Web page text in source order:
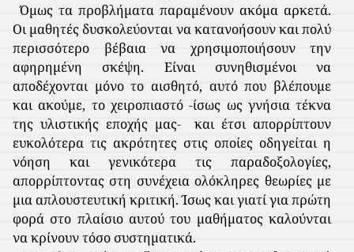
Όμως τα προβλήματα παραμένουν ακόμα αρκετά.
Οι μαθητές δυσκολεύονται να κατανοήσουν και πολύ
περισσότερο βέβαια να χρησιμοποιήσουν την
αφηρημένη σκέψη. Είναι συνηθισμένοι να
αποδέχονται μόνο το αισθητό, αυτό που βλέπουμε
και ακούμε, το χειροπιαστό -ίσως ως γνήσια τέκνα
της υλιστικής εποχής μας-
και έτσι απορρίπτουν
ευκολότερα τις ακρότητες στις οποίες οδηγείται η
νόηση και γενικότερα τις παραδοξολογίες,
απορρίπτοντας στη συνέχεια ολόκληρες θεωρίες με
μια απλουστευτική κριτική. Ίσως και γιατί για πρώτη
φορά στο πλαίσιο αυτού του μαθήματος καλούνται
να κρίνουν τόσο συστηματικά.